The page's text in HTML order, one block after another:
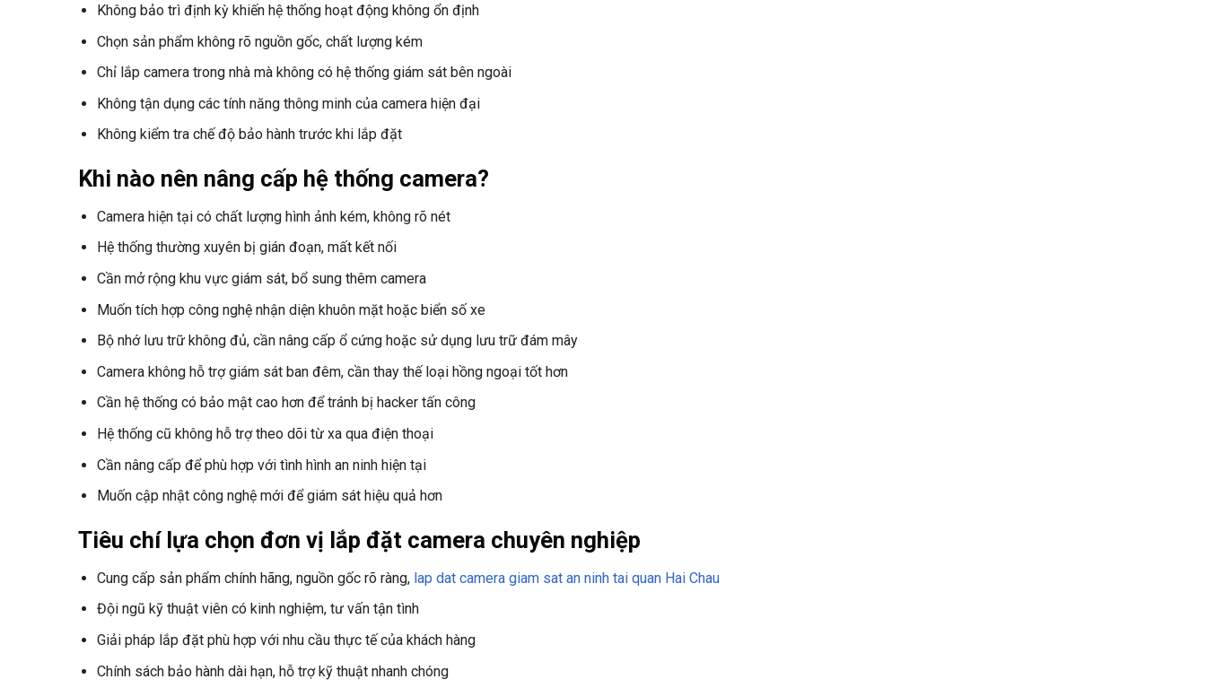
Không bảo trì định kỳ khiến hệ thống hoạt động không ổn định
Chọn sản phẩm không rõ nguồn gốc, chất lượng kém
Chỉ lắp camera trong nhà mà không có hệ thống giám sát bên ngoài
Không tận dụng các tính năng thông minh của camera hiện đại
Không kiểm tra chế độ bảo hành trước khi lắp đặt
Khi nào nên nâng cấp hệ thống camera?
Camera hiện tại có chất lượng hình ảnh kém, không rõ nét
Hệ thống thường xuyên bị gián đoạn, mất kết nối
Cần mở rộng khu vực giám sát, bổ sung thêm camera
Muốn tích hợp công nghệ nhận diện khuôn mặt hoặc biển số xe
Bộ nhớ lưu trữ không đủ, cần nâng cấp ổ cứng hoặc sử dụng lưu trữ đám mây
Camera không hỗ trợ giám sát ban đêm, cần thay thế loại hồng ngoại tốt hơn
Cần hệ thống có bảo mật cao hơn để tránh bị hacker tấn công
Hệ thống cũ không hỗ trợ theo dõi từ xa qua điện thoại
Cần nâng cấp để phù hợp với tình hình an ninh hiện tại
Muốn cập nhật công nghệ mới để giám sát hiệu quả hơn
Tiêu chí lựa chọn đơn vị lắp đặt camera chuyên nghiệp
Cung cấp sản phẩm chính hãng, nguồn gốc rõ ràng, lap dat camera giam sat an ninh tai quan Hai Chau
Đội ngũ kỹ thuật viên có kinh nghiệm, tư vấn tận tình
Giải pháp lắp đặt phù hợp với nhu cầu thực tế của khách hàng
Chính sách bảo hành dài hạn, hỗ trợ kỹ thuật nhanh chóng